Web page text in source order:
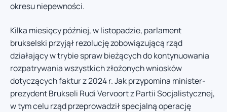
okresu niepewności.
Kilka miesięcy później, w listopadzie, parlament
brukselski przyjął rezolucję zobowiązującą rząd
działający w trybie spraw bieżących do kontynuowania
rozpatrywania wszystkich złożonych wniosków
dotyczących faktur z 2024 r. Jak przypomina minister-
prezydent Brukseli Rudi Vervoort z Partii Socjalistycznej,
w tym celu rząd przeprowadził specjalną operację